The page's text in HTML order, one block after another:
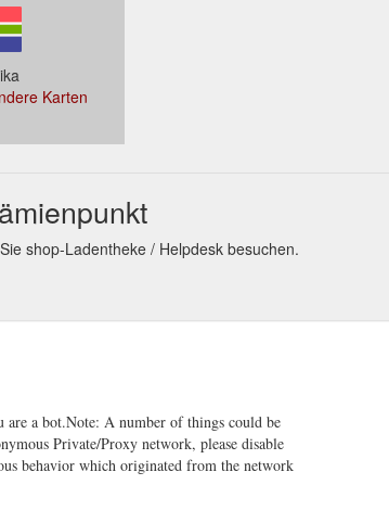
Karten
shop-Ladentheke / Helpdesk besuchen.
a bot.Note: A number of things could be
Private/Proxy network, please disable
behavior which originated from the network